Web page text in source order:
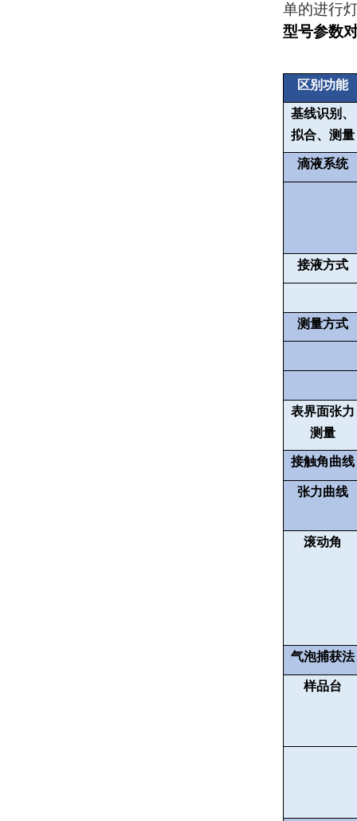
单的进行
型号参数
区别功能
基线识别、
拟合、测量
滴液系统
接液方式
测量方式
表界面张力
测量
接触角曲线
张力曲线
滚动角
气泡捕获法
样品台